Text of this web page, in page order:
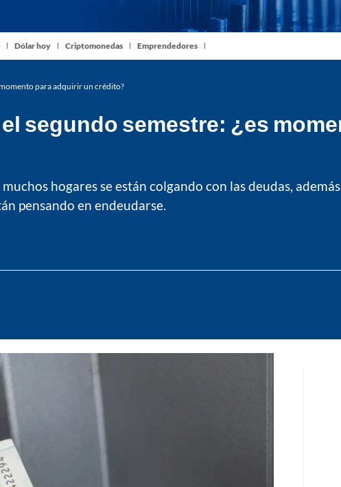
Dólar hoy Criptomonedas Emprendedores
momento para adquirir un crédito?
segundo semestre: ¿es
hogares se están colgando con las deudas,
pensando en endeudarse.